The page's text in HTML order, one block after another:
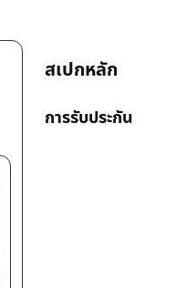
สเปกหลัก
การรับประกัน